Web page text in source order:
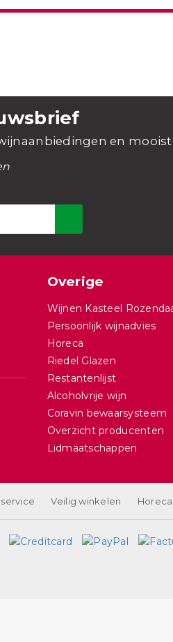
en
Overige
Wijnen Kasteel
Persoonlijk wijnadvies
Horeca
Riedel Glazen
Restantenlijst
Alcoholvrije wijn
Coravin bewaarsysteem
Overzicht producenten
Lidmaatschappen
Veilig winkelen Horeca